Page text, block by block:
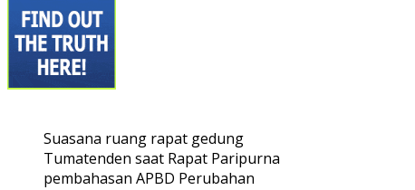
Suasana ruang rapat gedung
Tumatenden saat Rapat Paripurna
pembahasan APBD Perubahan